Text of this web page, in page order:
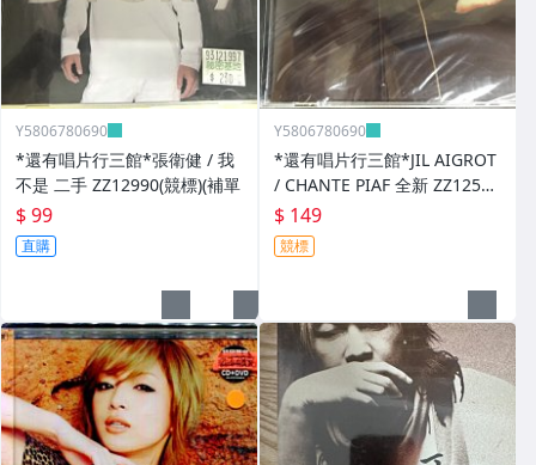
Y5806780690
*還有唱片行三館*張衛健 / 我
不是 二手 ZZ12990(競標)(補單
$ 99
直購
Y5806780690
*還有唱片行三館*JIL AIGROT
/ CHANTE PIAF 全新 ZZ12526
(競標)
$ 149
競標